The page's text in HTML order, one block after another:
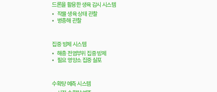
드론을 활용한 생육 감시 시스템
⦁작물 생육 상태 관찰
⦁병충해 관찰
집중 방제 시스템
⦁해충 전염부위 집중 방제
⦁필요 영양소 집중 살포
수확량 예측 시스템